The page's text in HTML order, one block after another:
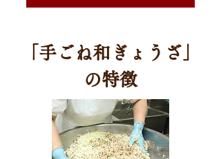
​「手ごね和ぎょうざ」
の特徴